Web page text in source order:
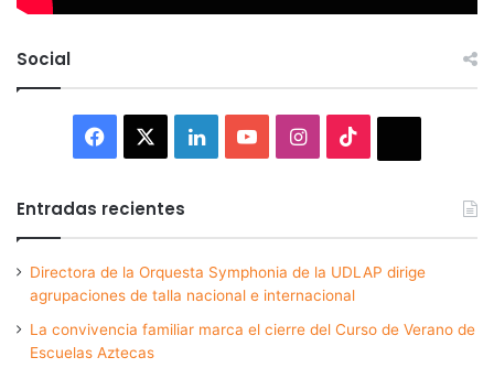
Social
Facebook LinkedInYouTubeInstagram
Entradas recientes
Directora de la Orquesta Symphonia de la UDLAP dirige
agrupaciones de talla nacional e internacional
La convivencia familiar marca el cierre del Curso de Verano de
Escuelas Aztecas